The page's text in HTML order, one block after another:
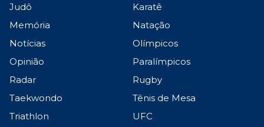
Judô
Karatê
Memória
Natação
Notícias
Olímpicos
Opinião
Paralímpicos
Radar
Rugby
Taekwondo
Tênis de Mesa
Triathlon
UFC